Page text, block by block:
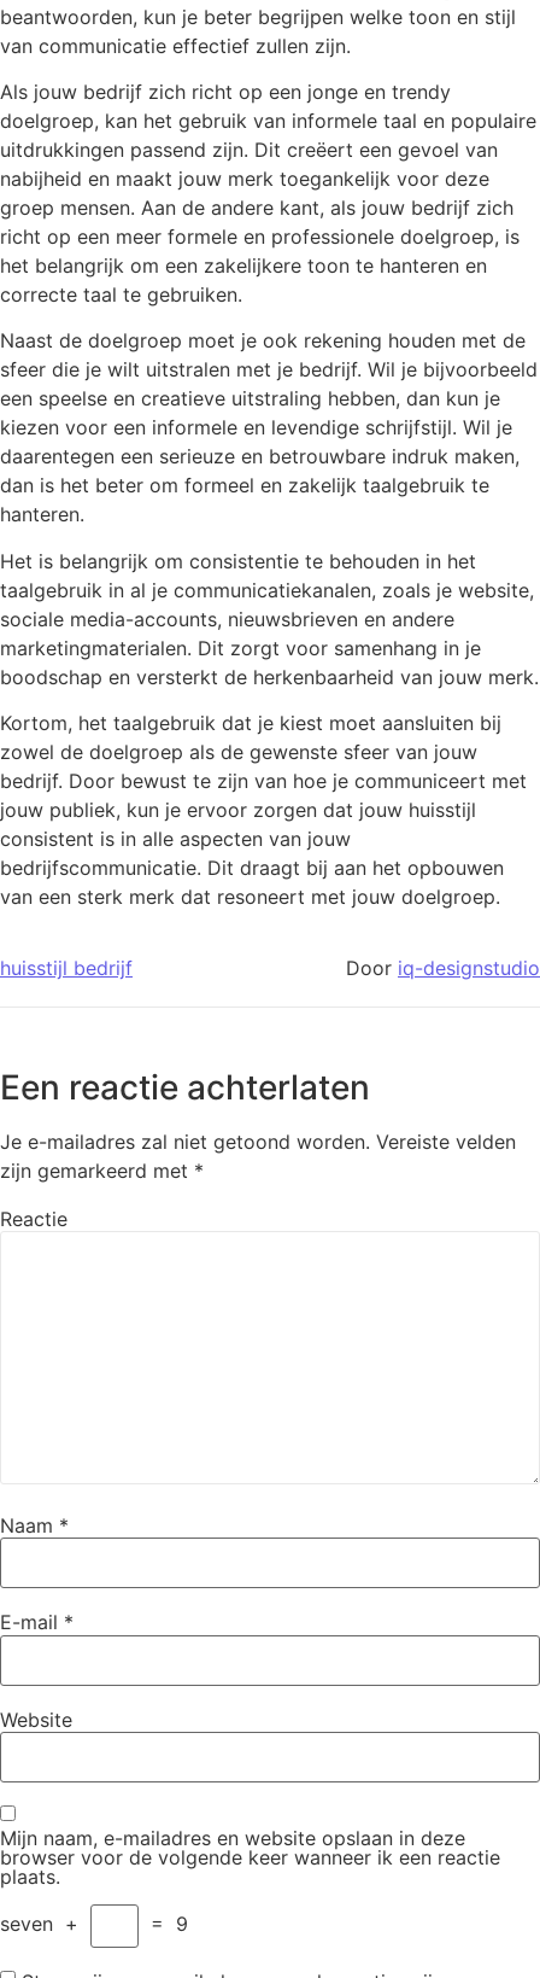
beantwoorden, kun je beter begrijpen welke toon en stijl
van communicatie effectief zullen zijn.
Als jouw bedrijf zich richt op een jonge en trendy
doelgroep, kan het gebruik van informele taal en populaire
uitdrukkingen passend zijn. Dit creëert een gevoel van
nabijheid en maakt jouw merk toegankelijk voor deze
groep mensen. Aan de andere kant, als jouw bedrijf zich
richt op een meer formele en professionele doelgroep, is
het belangrijk om een zakelijkere toon te hanteren en
correcte taal te gebruiken.
Naast de doelgroep moet je ook rekening houden met de
sfeer die je wilt uitstralen met je bedrijf. Wil je bijvoorbeeld
een speelse en creatieve uitstraling hebben, dan kun je
kiezen voor een informele en levendige schrijfstijl. Wil je
daarentegen een serieuze en betrouwbare indruk maken,
dan is het beter om formeel en zakelijk taalgebruik te
hanteren.
Het is belangrijk om consistentie te behouden in het
taalgebruik in al je communicatiekanalen, zoals je website,
sociale media-accounts, nieuwsbrieven en andere
marketingmaterialen. Dit zorgt voor samenhang in je
boodschap en versterkt de herkenbaarheid van jouw merk.
Kortom, het taalgebruik dat je kiest moet aansluiten bij
zowel de doelgroep als de gewenste sfeer van jouw
bedrijf. Door bewust te zijn van hoe je communiceert met
jouw publiek, kun je ervoor zorgen dat jouw huisstijl
consistent is in alle aspecten van jouw
bedrijfscommunicatie. Dit draagt bij aan het opbouwen
van een sterk merk dat resoneert met jouw doelgroep.
huisstijl bedrijf Door iq-designstudio
Een reactie achterlaten
Je e-mailadres zal niet getoond worden. Vereiste velden
zijn gemarkeerd met *
Reactie
Naam *
E-mail *
Website
Mijn naam, e-mailadres en website opslaan in deze
browser voor de volgende keer wanneer ik een reactie
plaats.
seven + = 9